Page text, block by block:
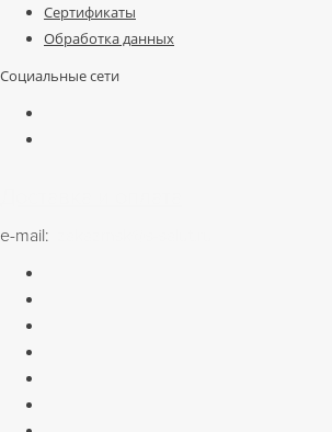
Сертификаты
Обработка данных
Социальные сети
e-mail: